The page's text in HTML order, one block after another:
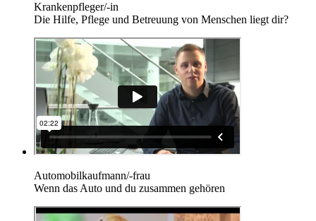
Krankenpfleger/-in
Die Hilfe, Pflege und Betreuung von Menschen liegt dir?
Automobilkaufmann/-frau
Wenn das Auto und du zusammen gehören